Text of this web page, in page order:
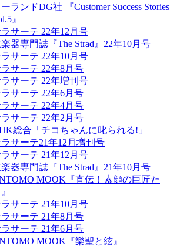
ーランドDG社 『Customer Success Stories
』
サーテ 22年12月号
器専門誌『The Strad』22年10月号
サーテ 22年10月号
サーテ 22年8月号
サーテ 22年増刊号
サーテ 22年6月号
サーテ 22年4月号
サーテ 22年2月号
総合「チコちゃんに叱られる!」
サーテ21年12月増刊号
サーテ 21年12月号
器専門誌『The Strad』21年10月号
MOOK『直伝！素顔の巨匠た
サーテ 21年10月号
サーテ 21年8月号
サーテ 21年6月号
MOOK『樂聖と絃』